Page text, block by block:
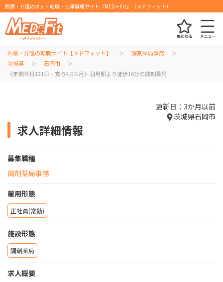
医療・介護の求人・転職・仕事情報サイト『MED＋Fit』（メドフィット）
医療・介護の転職サイト【メドフィット】
調剤薬局事務
茨城県
石岡市
《年間休日121日・賞与4.0カ月》羽鳥駅より徒歩16分の調剤薬局
更新日：3か月以前
茨城県石岡市
求人詳細情報
募集職種
調剤薬局事務
雇用形態
正社員(常勤)
施設形態
調剤薬局
求人概要